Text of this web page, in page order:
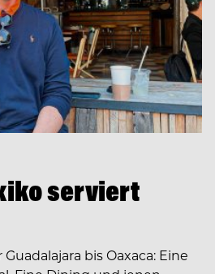
serviert
bis Oaxaca: Eine